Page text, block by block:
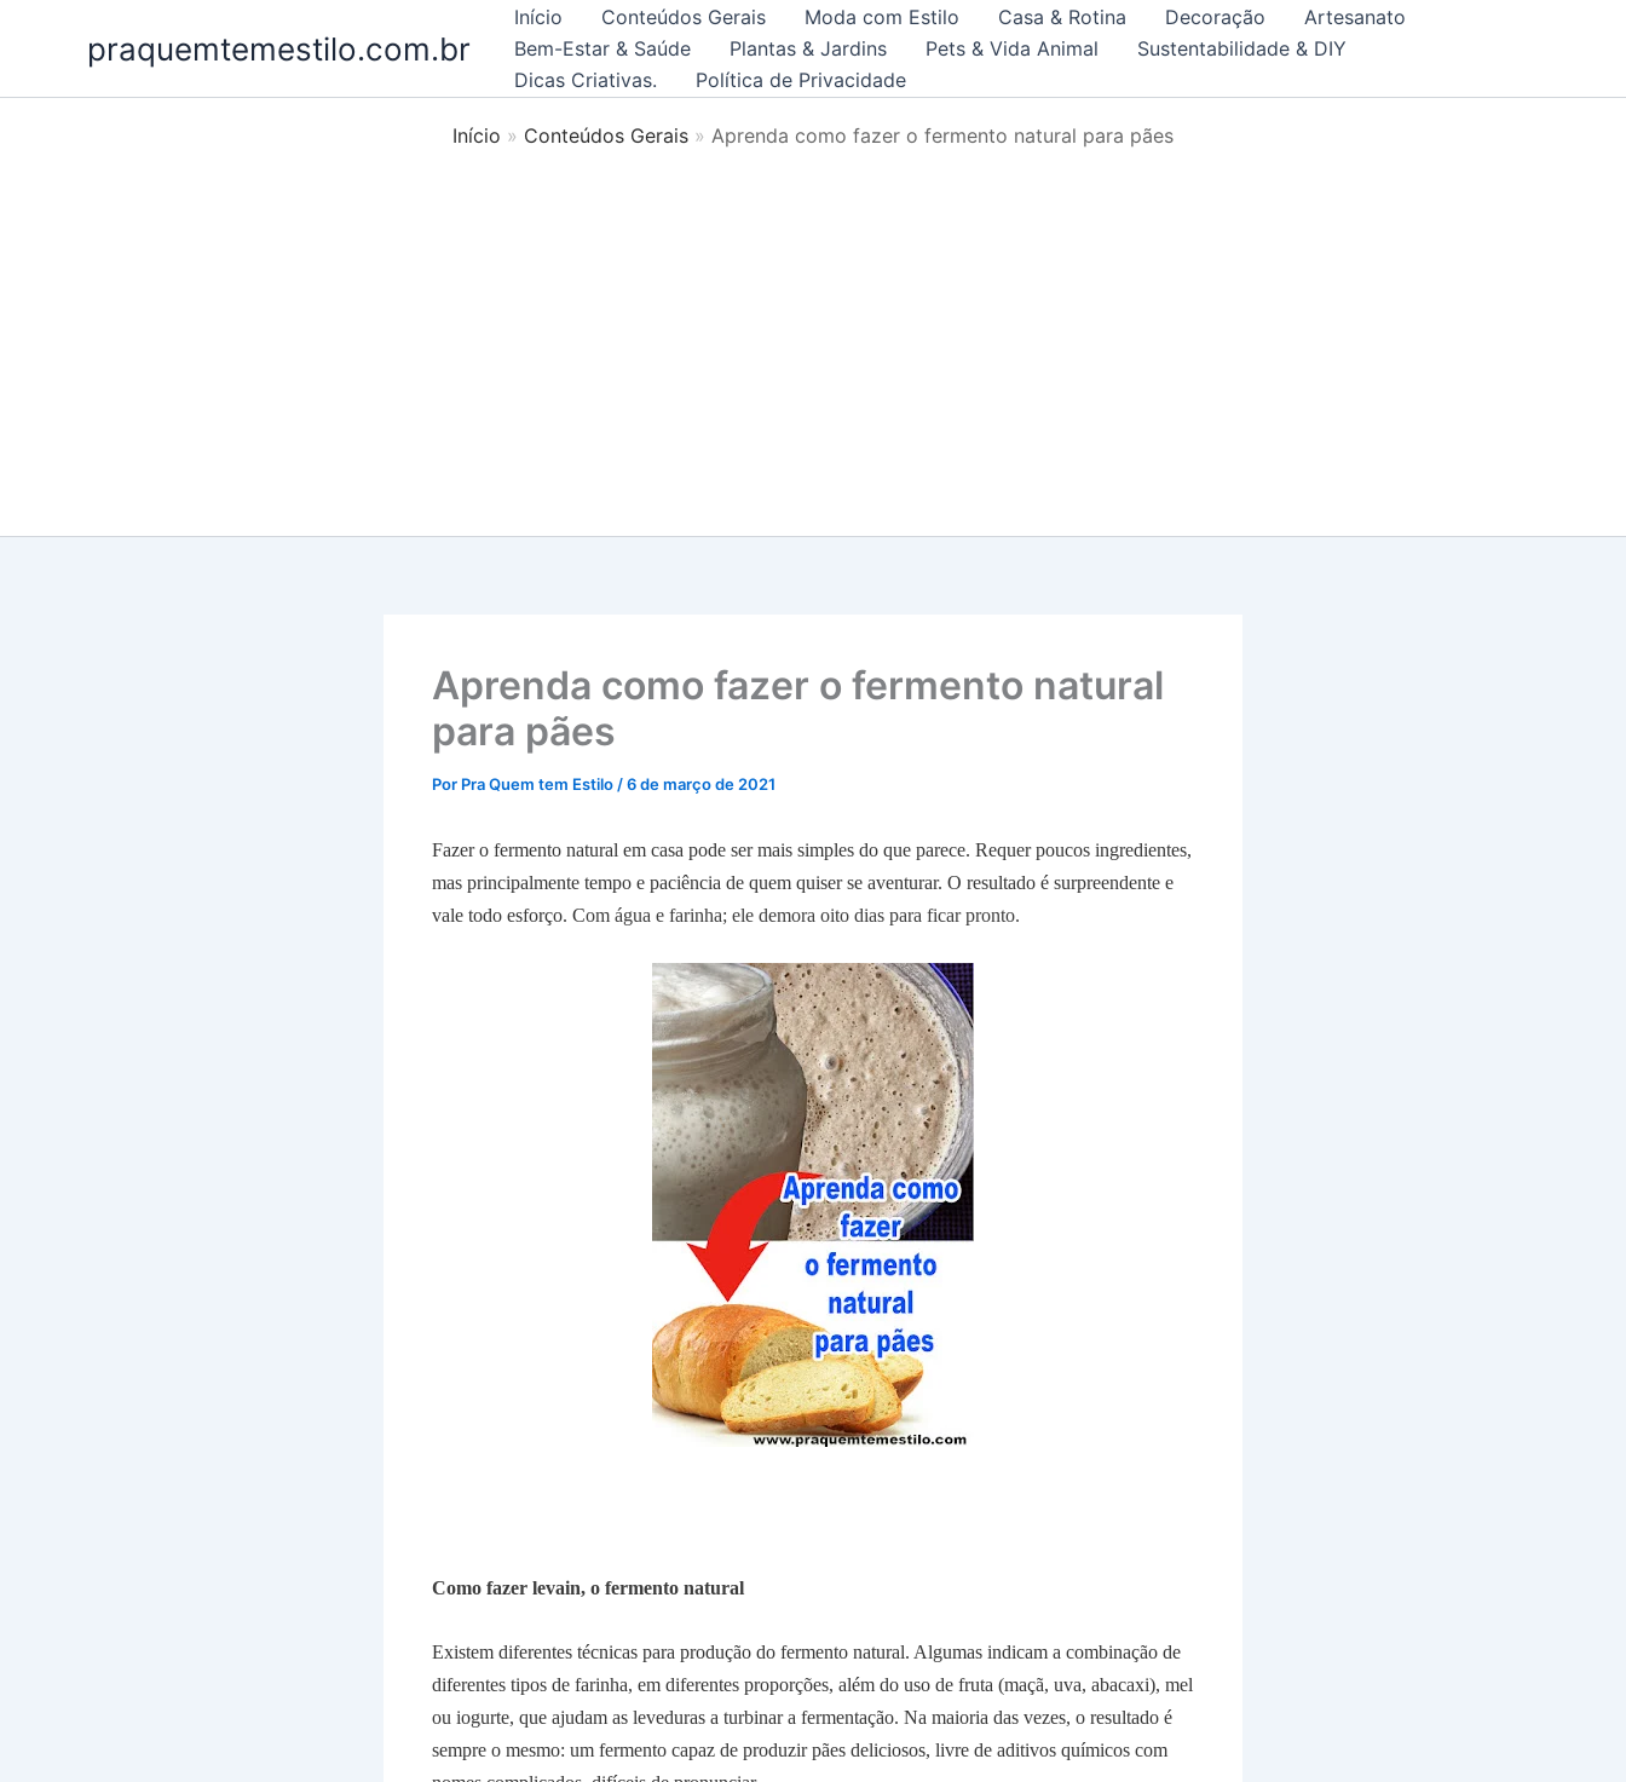
praquemtemestilo.com.br
Início Conteúdos Gerais Moda com Estilo Casa & Rotina Decoração
Artesanato
Bem-Estar & Saúde
Plantas & Jardins Pets & Vida Animal
Sustentabilidade & DIY
Dicas Criativas.
Política de Privacidade
Início Conteúdos Gerais Aprenda como fazer o fermento natural para pães
Aprenda como fazer o fermento natural
para pães
Por Pra Quem tem Estilo /6 de março de 2021
Fazer o fermento natural em casa pode ser mais simples do que parece. Requer poucos ingredientes,
mas principalmente tempo e paciência de quem quiser se aventurar. O resultado é surpreendente e
vale todo esforço. Com água e farinha; ele demora oito dias para ficar pronto.
Como fazer levain, o fermento natural
Existem diferentes técnicas para produção do fermento natural. Algumas indicam a combinação de
diferentes tipos de farinha, em diferentes proporções, além do uso de fruta (maçã, uva, abacaxi), mel
ou iogurte, que ajudam as leveduras a turbinar a fermentação. Na maioria das vezes, o resultado é
sempre o mesmo: um fermento capaz de produzir pães deliciosos, livre de aditivos químicos com